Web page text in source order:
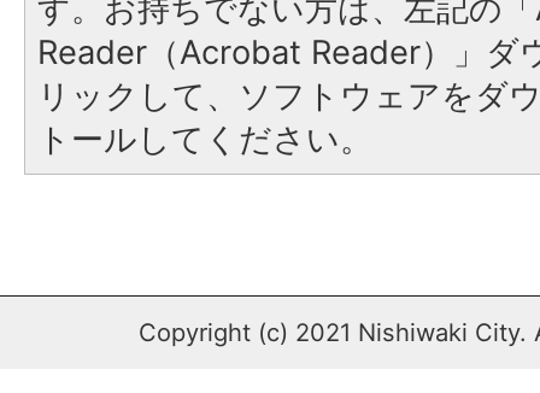
す。お持ちでない方は、左記の
Reader（Acrobat Reader）」ダ
リックして、ソフトウェアをダ
トールしてください。
Copyright (c) 2021 Nishiwaki City.